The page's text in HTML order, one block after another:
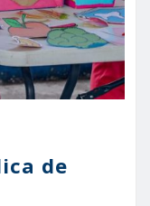
de